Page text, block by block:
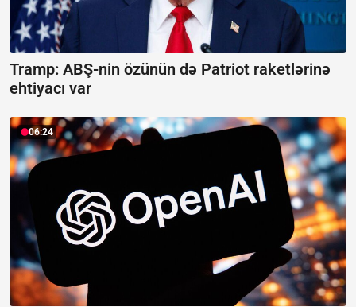
Tramp: ABŞ-nin özünün də Patriot raketlərinə
ehtiyacı var
06:24